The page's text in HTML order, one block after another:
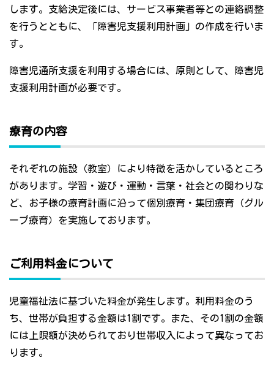
します。支給決定後には、サービス事業者等との連絡調整
を行うとともに、「障害児支援利用計画」の作成を行いま
す。
障害児通所支援を利用する場合には、原則として、障害児
支援利用計画が必要です。
療育の内容
それぞれの施設（教室）により特徴を活かしているところ
があります。学習・遊び・運動・言葉・社会との関わりな
ど、お子様の療育計画に沿って個別療育・集団療育（グル
ープ療育）を実施しております。
ご利用料金について
児童福祉法に基づいた料金が発生します。利用料金のう
ち、世帯が負担する金額は1割です。また、その1割の金額
には上限額が決められており世帯収入によって異なってお
ります。